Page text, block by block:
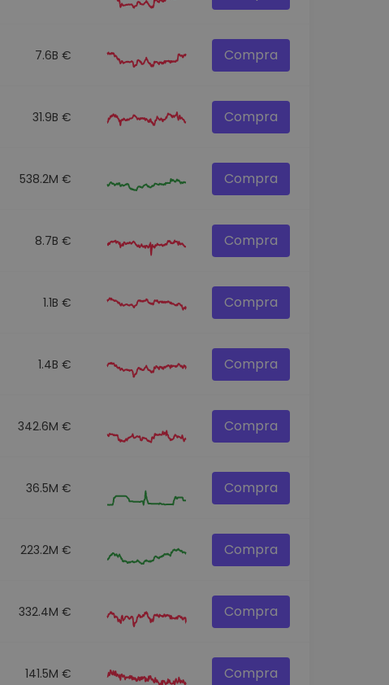
7.6B € Compra
31.9B € Compra
538.2M € Compra
8.7B € Compra
1.1B € Compra
1.4B € Compra
342.6M € Compra
36.5M € Compra
223.2M € Compra
332.4M € Compra
141.5M € Compra